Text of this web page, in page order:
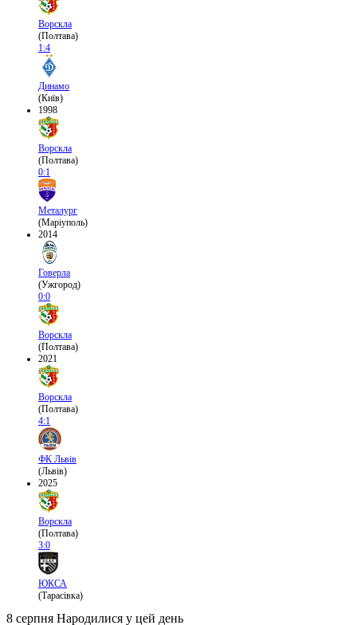
Ворскла
(Полтава)
1:4
Динамо
(Київ)
1998
Ворскла
(Полтава)
0:1
Металург
(Маріуполь)
2014
Говерла
(Ужгород)
0:0
Ворскла
(Полтава)
2021
Ворскла
(Полтава)
4:1
ФК Львів
(Львів)
2025
Ворскла
(Полтава)
3:0
ЮКСА
(Тарасівка)
8 серпня Народилися у цей день